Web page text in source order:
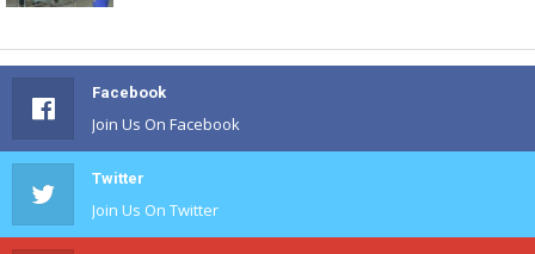
Facebook
Join Us On Facebook
Twitter
Join Us On Twitter